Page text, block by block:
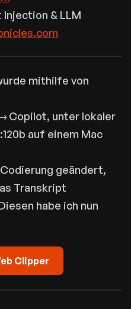
Injection & LLM
mithilfe von
Copilot, unter lokaler
auf einem Mac
geändert,
Transkript
habe ich nun
Clipper